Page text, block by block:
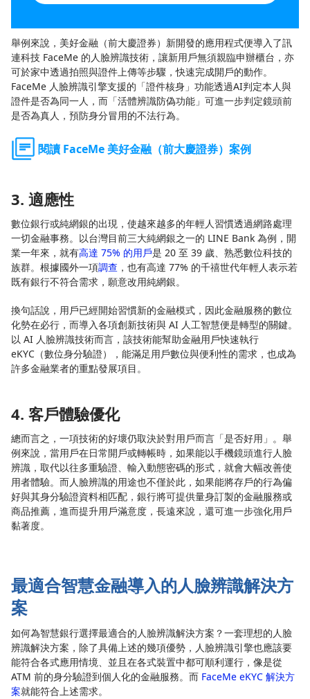
舉例來說，美好金融（前大慶證券）新開發的應用程式便導入了訊
連科技 FaceMe 的人臉辨識技術，讓新用戶無須親臨申辦櫃台，亦
可於家中透過拍照與證件上傳等步驟，快速完成開戶的動作。
FaceMe 人臉辨識引擎支援的「證件核身」功能透過AI判定本人與
證件是否為同一人，而「活體辨識防偽功能」可進一步判定鏡頭前
是否為真人，預防身分冒用的不法行為。
閱讀 FaceMe 美好金融（前大慶證券）案例
3. 適應性
數位銀行或純網銀的出現，使越來越多的年輕人習慣透過網路處理
一切金融事務。以台灣目前三大純網銀之一的 LINE Bank 為例，開
業一年來，就有高達 75% 的用戶是 20 至 39 歲、熟悉數位科技的
族群。根據國外一項調查 ，也有高達 77% 的千禧世代年輕人表示若
既有銀行不符合需求，願意改用純網銀。
換句話說，用戶已經開始習慣新的金融模式，因此金融服務的數位
化勢在必行，而導入各項創新技術與 AI 人工智慧便是轉型的關鍵。
以 AI 人臉辨識技術而言，該技術能幫助金融用戶快速執行
eKYC（數位身分驗證），能滿足用戶數位與便利性的需求，也成為
許多金融業者的重點發展項目。
4. 客戶體驗優化
總而言之，一項技術的好壞仍取決於對用戶而言「是否好用」。舉
例來說，當用戶在日常開戶或轉帳時，如果能以手機鏡頭進行人臉
辨識，取代以往多重驗證、輸入動態密碼的形式，就會大幅改善使
用者體驗。而人臉辨識的用途也不僅於此，如果能將存戶的行為偏
好與其身分驗證資料相匹配，銀行將可提供量身訂製的金融服務或
商品推薦，進而提升用戶滿意度，長遠來說，還可進一步強化用戶
黏著度。
最適合智慧金融導入的人臉辨識解決方
案
如何為智慧銀行選擇最適合的人臉辨識解決方案？一套理想的人臉
辨識解決方案，除了具備上述的幾項優勢，人臉辨識引擎也應該要
能符合各式應用情境、並且在各式裝置中都可順利運行，像是從
ATM 前的身分驗證到個人化的金融服務。而 FaceMe eKYC 解決方
案就能符合上述需求。